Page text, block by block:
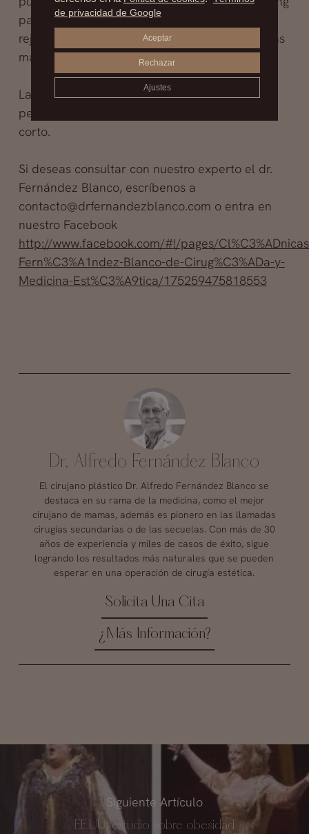
para aumento de mamas, de glúteos,
rejuvenecimiento facial, rejuvenecimiento de las
manos y en cirugía reparadora.
Las técnicas cada día son menos invasivas y el
período de recuperación del paciente es muy
corto.
Si deseas consultar con nuestro experto el dr.
Fernández Blanco, escríbenos a
contacto@drfernandezblanco.com o entra en
nuestro Facebook
http://www.facebook.com/#!/pages/
Fern%C3%A1ndez-Blanco-de-Cirug%C3%ADa-y-
Medicina-Est%C3%A9tica/175259475818553
Dr. Alfredo Fernández Blanco
El cirujano plástico Dr. Alfredo Fernández Blanco se
destaca en su rama de la medicina, como el mejor
cirujano de mamas, además es pionero en las llamadas
cirugías secundarias o de las secuelas. Con más de 30
años de experiencia y miles de casos de éxito, sigue
logrando los resultados más naturales que se pueden
esperar en una operación de cirugía estética.
Solicita Una Cita
¿Más Información?
Siguiente Artículo
EE.UU: estudio sobre obesidad
de privacidad de Google
Aceptar
Rechazar
Ajustes